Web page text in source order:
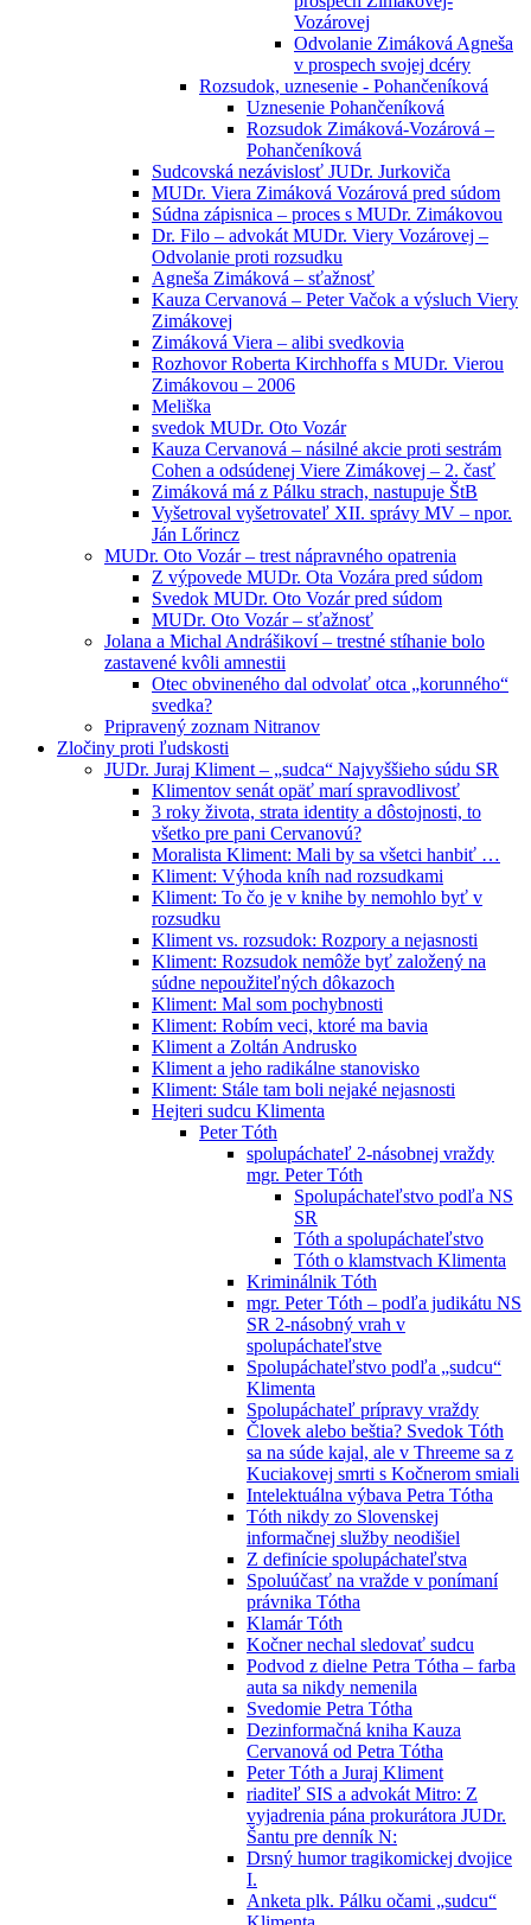
Vozárovej
Odvolanie Zimáková Agneša
v prospech svojej dcéry
Rozsudok, uznesenie - Pohančeníková
Uznesenie Pohančeníková
Rozsudok Zimáková-Vozárová –
Pohančeníková
Sudcovská nezávislosť JUDr. Jurkoviča
MUDr. Viera Zimáková Vozárová pred súdom
Súdna zápisnica – proces s MUDr. Zimákovou
Dr. Filo – advokát MUDr. Viery Vozárovej –
Odvolanie proti rozsudku
Agneša Zimáková – sťažnosť
Kauza Cervanová – Peter Vačok a výsluch Viery
Zimákovej
Zimáková Viera – alibi svedkovia
Rozhovor Roberta Kirchhoffa s MUDr. Vierou
Zimákovou – 2006
Meliška
svedok MUDr. Oto Vozár
Kauza Cervanová – násilné akcie proti sestrám
Cohen a odsúdenej Viere Zimákovej – 2. časť
Zimáková má z Pálku strach, nastupuje ŠtB
Vyšetroval vyšetrovateľ XII. správy MV – npor.
Ján Lőrincz
MUDr. Oto Vozár – trest nápravného opatrenia
Z výpovede MUDr. Ota Vozára pred súdom
Svedok MUDr. Oto Vozár pred súdom
MUDr. Oto Vozár – sťažnosť
Jolana a Michal Andrášikoví – trestné stíhanie bolo
zastavené kvôli amnestii
Otec obvineného dal odvolať otca „korunného“
svedka?
Pripravený zoznam Nitranov
Zločiny proti ľudskosti
JUDr. Juraj Kliment – „sudca“ Najvyššieho súdu SR
Klimentov senát opäť marí spravodlivosť
3 roky života, strata identity a dôstojnosti, to
všetko pre pani Cervanovú?
Moralista Kliment: Mali by sa všetci hanbiť …
Kliment: Výhoda kníh nad rozsudkami
Kliment: To čo je v knihe by nemohlo byť v
rozsudku
Kliment vs. rozsudok: Rozpory a nejasnosti
Kliment: Rozsudok nemôže byť založený na
súdne nepoužiteľných dôkazoch
Kliment: Mal som pochybnosti
Kliment: Robím veci, ktoré ma bavia
Kliment a Zoltán Andrusko
Kliment a jeho radikálne stanovisko
Kliment: Stále tam boli nejaké nejasnosti
Hejteri sudcu Klimenta
Peter Tóth
spolupáchateľ 2-násobnej vraždy
mgr. Peter Tóth
Spolupáchateľstvo podľa NS
SR
Tóth a spolupáchateľstvo
Tóth o klamstvach Klimenta
Kriminálnik Tóth
mgr. Peter Tóth – podľa judikátu NS
SR 2-násobný vrah v
spolupáchateľstve
Spolupáchateľstvo podľa „sudcu“
Klimenta
Spolupáchateľ prípravy vraždy
Človek alebo beštia? Svedok Tóth
sa na súde kajal, ale v Threeme sa z
Kuciakovej smrti s Kočnerom smiali
Intelektuálna výbava Petra Tótha
Tóth nikdy zo Slovenskej
informačnej služby neodišiel
Z definície spolupáchateľstva
Spoluúčasť na vražde v ponímaní
právnika Tótha
Klamár Tóth
Kočner nechal sledovať sudcu
Podvod z dielne Petra Tótha – farba
auta sa nikdy nemenila
Svedomie Petra Tótha
Dezinformačná kniha Kauza
Cervanová od Petra Tótha
Peter Tóth a Juraj Kliment
riaditeľ SIS a advokát Mitro: Z
vyjadrenia pána prokurátora JUDr.
Šantu pre denník N:
Drsný humor tragikomickej dvojice
I.
Anketa plk. Pálku očami „sudcu“